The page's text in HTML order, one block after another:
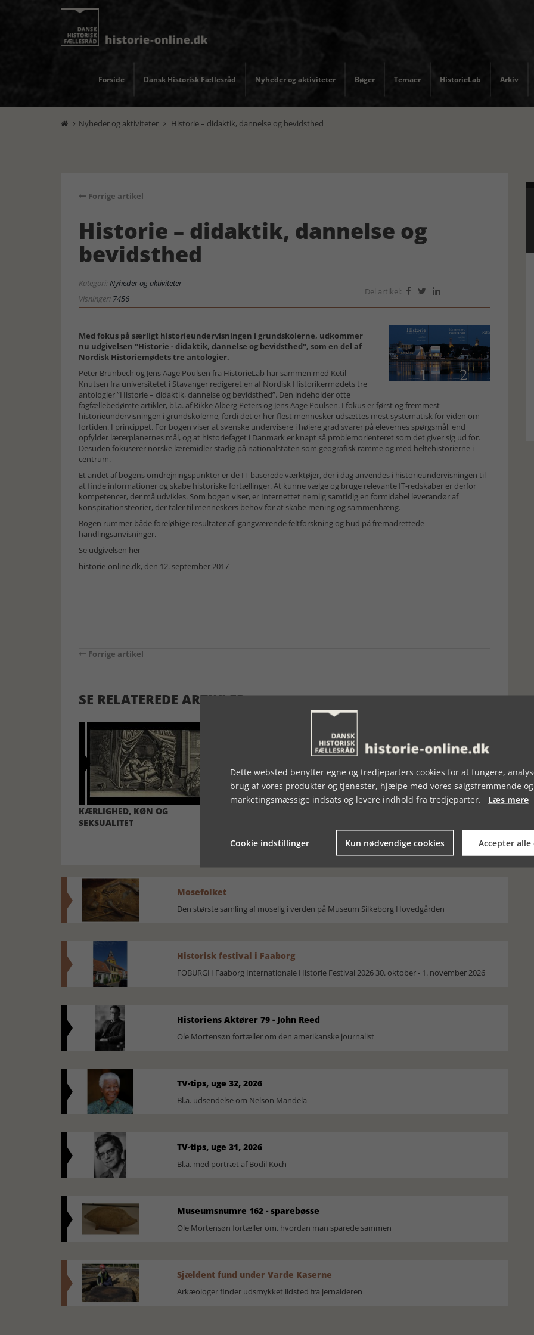
Forside Dansk Historisk Fællesråd Nyheder og aktiviteter Bøger Temaer HistorieLab Arkiv
 Nyheder og aktiviteter  Historie – didaktik, dannelse og bevidsthed
Forrige artikel
Historie – didaktik, dannelse og
bevidsthed
Kategori:Nyheder og aktiviteter
Visninger: 7456
Del artikel:   
Med fokus på særligt historieundervisningen i grundskolerne, udkommer
nu udgivelsen "Historie - didaktik, dannelse og bevidsthed", som en del af
Nordisk Historiemødets tre antologier.
Peter Brunbech og Jens Aage Poulsen fra HistorieLab har sammen med Ketil
Knutsen fra universitetet i Stavanger redigeret en af Nordisk Historikermødets tre
antologier ”Historie – didaktik, dannelse og bevidsthed”. Den indeholder otte
fagfællebedømte artikler, bl.a. af Rikke Alberg Peters og Jens Aage Poulsen. I fokus er først og fremmest
historieundervisningen i grundskolerne, fordi det er her flest mennesker udsættes mest systematisk for viden om
fortiden. I princippet. For bogen viser at svenske undervisere i højere grad svarer på elevernes spørgsmål, end
opfylder lærerplanernes mål, og at historiefaget i Danmark er knapt så problemorienteret som det giver sig ud for.
Desuden fokuserer norske læremidler stadig på nationalstaten som geografisk ramme og med heltehistorierne i
centrum.
Et andet af bogens omdrejningspunkter er de IT-baserede værktøjer, der i dag anvendes i historieundervisningen til
at finde informationer og skabe historiske fortællinger. At kunne vælge og bruge relevante IT-redskaber er derfor
kompetencer, der må udvikles. Som bogen viser, er Internettet nemlig samtidig en formidabel leverandør af
konspirationsteorier, der taler til menneskers behov for at skabe mening og sammenhæng.
Bogen rummer både foreløbige resultater af igangværende feltforskning og bud på fremadrettede
handlingsanvisninger.
Se udgivelsen her
historie-online.dk, den 12. september 2017
Forrige artikel
SE RELATEREDE ARTIKLER
KÆRLIGHED, KØN OG
SEKSUALITET
2019
Mosefolket
Den største samling af moselig i verden på Museum Silkeborg Hovedgården
Historisk festival i Faaborg
FOBURGH Faaborg Internationale Historie Festival 2026 30. oktober - 1. november 2026
Historiens Aktører 79 - John Reed
Ole Mortensøn fortæller om den amerikanske journalist
TV-tips, uge 32, 2026
Bl.a. udsendelse om Nelson Mandela
TV-tips, uge 31, 2026
Bl.a. med portræt af Bodil Koch
Museumsnumre 162 - sparebøsse
Ole Mortensøn fortæller om, hvordan man sparede sammen
Sjældent fund under Varde Kaserne
Arkæologer finder udsmykket ildsted fra jernalderen
Dette websted benytter egne og tredjeparters cookies for at fungere,
brug af vores produkter og tjenester, hjælpe med vores salgsfremmende og
marketingsmæssige indsats og levere indhold fra tredjeparter. Læs mere
Cookie indstillinger Kun nødvendige cookies Accepter alle